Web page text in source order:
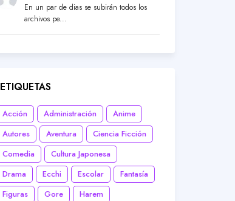
En un par de dias se subirán todos los
archivos pe...
ETIQUETAS
Acción Administración
Anime
Autores
Aventura
Ciencia Ficción
Comedia
Cultura Japonesa
Drama
Ecchi Escolar
Fantasía
Figuras
Gore
Harem